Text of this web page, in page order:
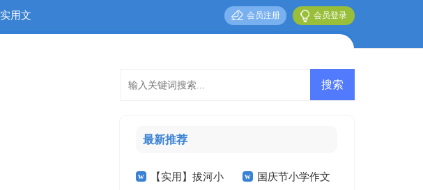
实用文 会员登录
会员注册
最新推荐
【实用】拔河小 国庆节小学作文